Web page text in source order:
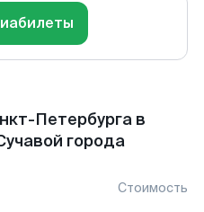
Петербурга в
города
Стоимость